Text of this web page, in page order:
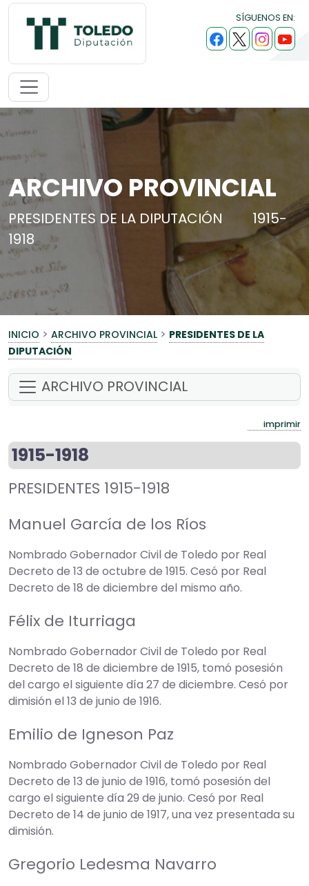
SÍGUENOS EN:
ARCHIVO PROVINCIAL
PRESIDENTES DE LA DIPUTACIÓN
1915-
1918
INICIO > ARCHIVO PROVINCIAL > PRESIDENTES DE LA
DIPUTACIÓN
ARCHIVO PROVINCIAL
imprimir
1915-1918
PRESIDENTES 1915-1918
Manuel García de los Ríos
Nombrado Gobernador Civil de Toledo por Real
Decreto de 13 de octubre de 1915. Cesó por Real
Decreto de 18 de diciembre del mismo año.
Félix de Iturriaga
Nombrado Gobernador Civil de Toledo por Real
Decreto de 18 de diciembre de 1915, tomó posesión
del cargo el siguiente día 27 de diciembre. Cesó por
dimisión el 13 de junio de 1916.
Emilio de Igneson Paz
Nombrado Gobernador Civil de Toledo por Real
Decreto de 13 de junio de 1916, tomó posesión del
cargo el siguiente día 29 de junio. Cesó por Real
Decreto de 14 de junio de 1917, una vez presentada su
dimisión.
Gregorio Ledesma Navarro